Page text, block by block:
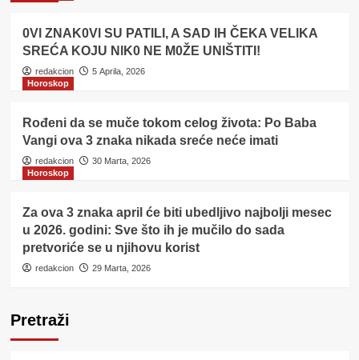
0Vl ZNAK0Vl SU PATILI, A SAD IH ČEKA VELlKA
SREĆA KOJU NlK0 NE M0ŽE UNlŠTITI!
redakcion
5 Aprila, 2026
Horoskop
Rođeni da se muče tokom celog života: Po Baba
Vangi ova 3 znaka nikada sreće neće imati
redakcion
30 Marta, 2026
Horoskop
Za ova 3 znaka april će biti ubedljivo najbolji mesec
u 2026. godini: Sve što ih je mučilo do sada
pretvoriće se u njihovu korist
redakcion 29 Marta, 2026
Pretraži